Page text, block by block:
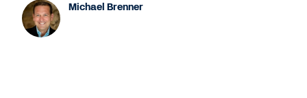
Michael Brenner